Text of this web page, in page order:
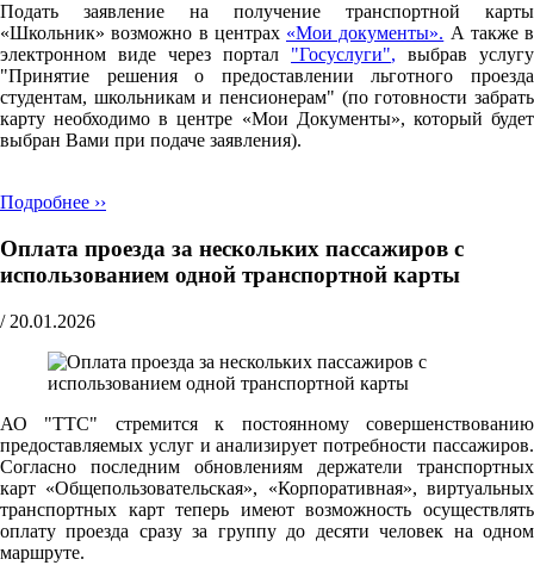
Подать заявление на получение транспортной карты
«Школьник» возможно в центрах «Мои документы». А также в
электронном виде через портал "Госуслуги", выбрав услугу
"Принятие решения о предоставлении льготного проезда
студентам, школьникам и пенсионерам" (по готовности забрать
карту необходимо в центре «Мои Документы», который будет
выбран Вами при подаче заявления).
Подробнее ››
Оплата проезда за нескольких пассажиров с
использованием одной транспортной карты
/ 20.01.2026
АО "ТТС" стремится к постоянному совершенствованию
предоставляемых услуг и анализирует потребности пассажиров.
Согласно последним обновлениям держатели транспортных
карт «Общепользовательская», «Корпоративная», виртуальных
транспортных карт теперь имеют возможность осуществлять
оплату проезда сразу за группу до десяти человек на одном
маршруте.